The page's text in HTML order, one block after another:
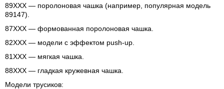
89XXX — поролоновая чашка (например, популярная модель
89147).
87XXX — формованная поролоновая чашка.
82XXX — модели с эффектом push-up.
81XXX — мягкая чашка.
88XXX — гладкая кружевная чашка.
Модели трусиков: